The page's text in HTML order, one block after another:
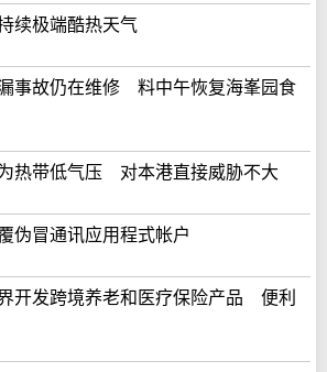
续极端酷热天气
事故仍在维修 料中午恢复海峯园食
热带低气压 对本港直接威胁不大
伪冒通讯应用程式帐户
开发跨境养老和医疗保险产品 便利